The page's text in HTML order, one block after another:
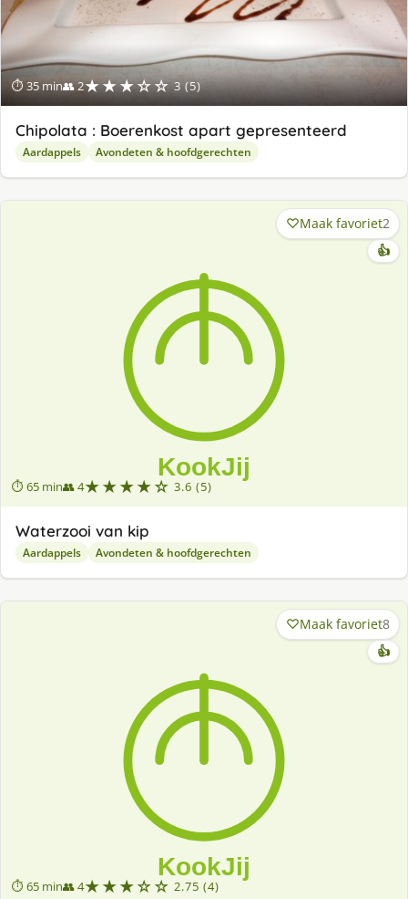
⏱ 35 min👥 2★★★☆☆ 3 (5)
Chipolata : Boerenkost apart gepresenteerd
Aardappels Avondeten & hoofdgerechten
⏱ 65 min👥 4★★★★☆ 3.6 (5)
Maak favoriet2
👍
Waterzooi van kip
Aardappels Avondeten & hoofdgerechten
⏱ 65 min👥 4★★★☆☆ 2.75 (4)
Maak favoriet8
👍